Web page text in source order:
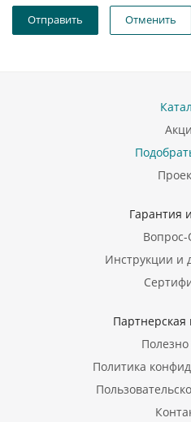
Отправить Отменить
Гарантия
Вопрос-
Инструкции и
Полезно
Политика